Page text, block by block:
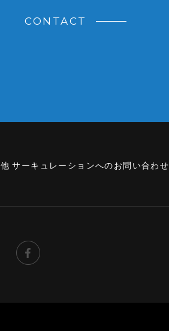
CONTACT
サーキュレーションへのお問い合わせ